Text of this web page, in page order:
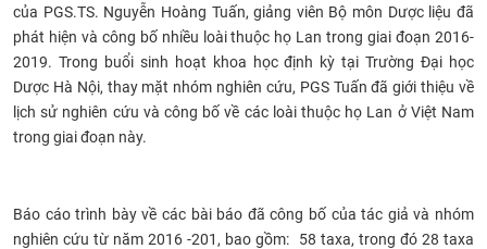
ĐẢM BẢO CHẤT LƯỢNG
KHOA HỌC CÔNG NGHỆ
HTQT
của PGS.TS. Nguyễn Hoàng Tuấn, giảng viên Bộ môn Dược liệu đã
phát hiện và công bố nhiều loài thuộc họ Lan trong giai đoạn 2016-
2019. Trong buổi sinh hoạt khoa học định kỳ tại Trường Đại học
Dược Hà Nội, thay mặt nhóm nghiên cứu, PGS Tuấn đã giới thiệu về
lịch sử nghiên cứu và công bố về các loài thuộc họ Lan ở Việt Nam
trong giai đoạn này.
Báo cáo trình bày về các bài báo đã công bố của tác giả và nhóm
nghiên cứu từ năm 2016 -201, bao gồm: 58 taxa, trong đó 28 taxa